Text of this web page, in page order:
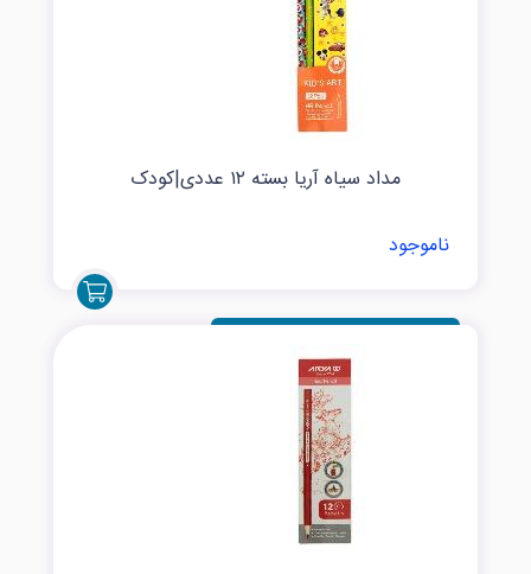
مداد سیاه آریا بسته ۱۲ عددی|کودک
ناموجود